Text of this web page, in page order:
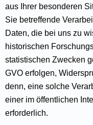
aus Ihrer besonderen
Sie betreffende
Daten, die bei uns zu
historischen
statistischen Zwecken
GVO erfolgen,
denn, eine solche
einer im öffentlichen
erforderlich.